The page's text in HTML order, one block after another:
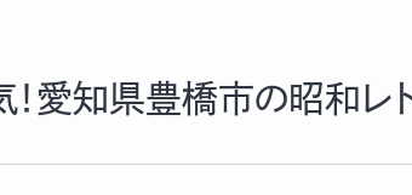
愛知県豊橋市の昭和レ